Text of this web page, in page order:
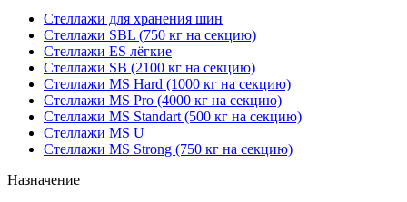
Стеллажи для хранения шин
Стеллажи SBL (750 кг на секцию)
Стеллажи ES лёгкие
Стеллажи SB (2100 кг на секцию)
Стеллажи MS Hard (1000 кг на секцию)
Стеллажи MS Pro (4000 кг на секцию)
Стеллажи MS Standart (500 кг на секцию)
Стеллажи MS U
Стеллажи MS Strong (750 кг на секцию)
Назначение